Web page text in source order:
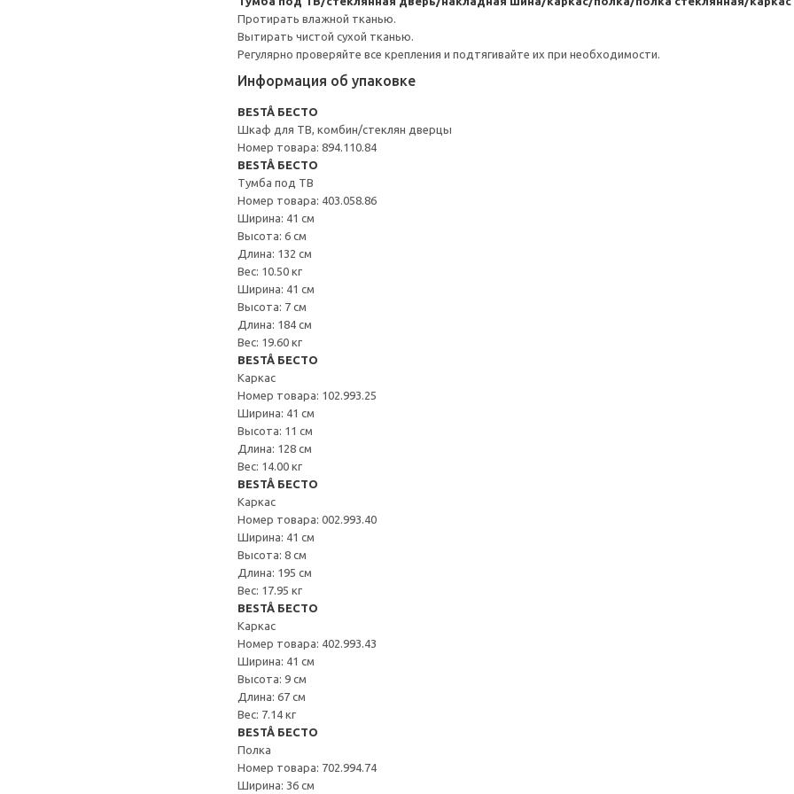
Протирать влажной тканью.
Вытирать чистой сухой тканью.
Регулярно проверяйте все крепления и подтягивайте их при необходимости.
Информация об упаковке
BESTÅ БЕСТО
Шкаф для ТВ, комбин/стеклян дверцы
Номер товара: 894.110.84
BESTÅ БЕСТО
Тумба под ТВ
Номер товара: 403.058.86
Ширина: 41 см
Высота: 6 см
Длина: 132 см
Вес: 10.50 кг
Ширина: 41 см
Высота: 7 см
Длина: 184 см
Вес: 19.60 кг
BESTÅ БЕСТО
Каркас
Номер товара: 102.993.25
Ширина: 41 см
Высота: 11 см
Длина: 128 см
Вес: 14.00 кг
BESTÅ БЕСТО
Каркас
Номер товара: 002.993.40
Ширина: 41 см
Высота: 8 см
Длина: 195 см
Вес: 17.95 кг
BESTÅ БЕСТО
Каркас
Номер товара: 402.993.43
Ширина: 41 см
Высота: 9 см
Длина: 67 см
Вес: 7.14 кг
BESTÅ БЕСТО
Полка
Номер товара: 702.994.74
Ширина: 36 см